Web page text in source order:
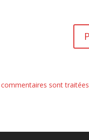
sont traitées